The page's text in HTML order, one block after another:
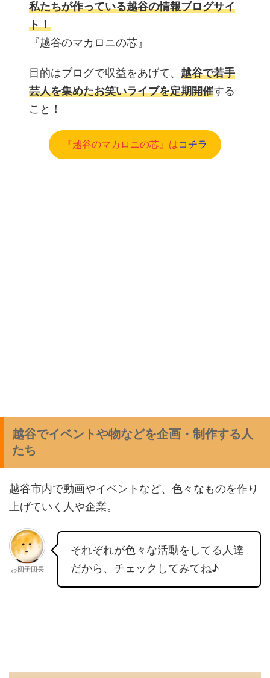
私たちが作っている越谷の情報ブログサイ
ト！
『越谷のマカロニの芯』
目的はブログで収益をあげて、越谷で若手
芸人を集めたお笑いライブを定期開催する
こと！
『越谷のマカロニの芯』はコチラ
越谷でイベントや物などを企画・制作する人
たち
越谷市内で動画やイベントなど、色々なものを作り
上げていく人や企業。
お団子団長
それぞれが色々な活動をしてる人達
だから、チェックしてみてね♪